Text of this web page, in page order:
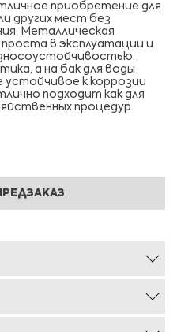
приобретение для
других мест без
Металлическая
в эксплуатации и
а на бак для воды
к коррозии
подходит как для
процедур.